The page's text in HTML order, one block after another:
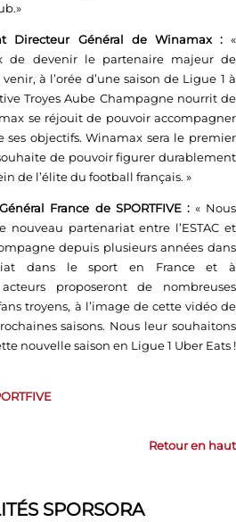
Directeur Général de Winamax :«
de devenir le partenaire majeur de
à l’orée d’une saison de Ligue 1 à
Troyes Aube Champagne nourrit de
se réjouit de pouvoir accompagner
objectifs. Winamax sera le premier
de pouvoir figurer durablement
de l’élite du football français. »
France de SPORTFIVE :« Nous
nouveau partenariat entre l’ESTAC et
depuis plusieurs années dans
dans le sport en France et à
proposeront de nombreuses
troyens, à l’image de cette vidéo de
saisons. Nous leur souhaitons
nouvelle saison en Ligue 1 Uber Eats !
Retour en haut
SPORSORA